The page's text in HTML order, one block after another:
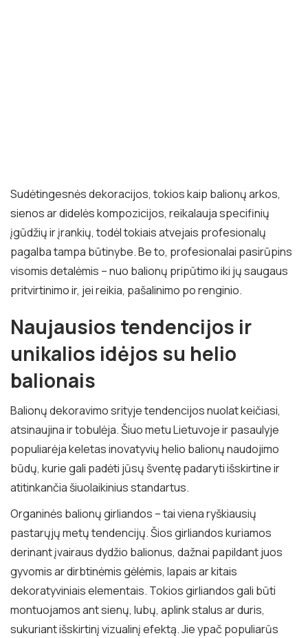
Sudėtingesnės dekoracijos, tokios kaip balionų arkos,
sienos ar didelės kompozicijos, reikalauja specifinių
įgūdžių ir įrankių, todėl tokiais atvejais profesionalų
pagalba tampa būtinybe. Be to, profesionalai pasirūpins
visomis detalėmis – nuo balionų pripūtimo iki jų saugaus
pritvirtinimo ir, jei reikia, pašalinimo po renginio.
Naujausios tendencijos ir
unikalios idėjos su helio
balionais
Balionų dekoravimo srityje tendencijos nuolat keičiasi,
atsinaujina ir tobulėja. Šiuo metu Lietuvoje ir pasaulyje
populiarėja keletas inovatyvių helio balionų naudojimo
būdų, kurie gali padėti jūsų šventę padaryti išskirtine ir
atitinkančia šiuolaikinius standartus.
Organinės balionų girliandos – tai viena ryškiausių
pastarųjų metų tendencijų. Šios girliandos kuriamos
derinant įvairaus dydžio balionus, dažnai papildant juos
gyvomis ar dirbtinėmis gėlėmis, lapais ar kitais
dekoratyviniais elementais. Tokios girliandos gali būti
montuojamos ant sienų, lubų, aplink stalus ar duris,
sukuriant išskirtinį vizualinį efektą. Jie ypač populiarūs